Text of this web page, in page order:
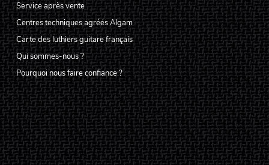
Service après vente
Centres techniques agréés Algam
Carte des luthiers guitare français
Qui sommes-nous ?
Pourquoi nous faire confiance ?